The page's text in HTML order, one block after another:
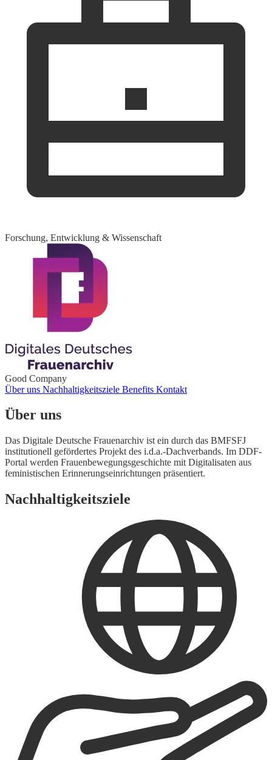
Forschung, Entwicklung & Wissenschaft
Good Company
Über uns Nachhaltigkeitsziele Benefits Kontakt
Über uns
Das Digitale Deutsche Frauenarchiv ist ein durch das BMFSFJ
institutionell gefördertes Projekt des i.d.a.-Dachverbands. Im DDF-
Portal werden Frauenbewegungsgeschichte mit Digitalisaten aus
feministischen Erinnerungseinrichtungen präsentiert.
Nachhaltigkeitsziele